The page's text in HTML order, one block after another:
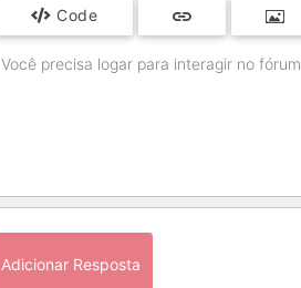
Code
Você precisa logar para interagir no fórum
Adicionar Resposta